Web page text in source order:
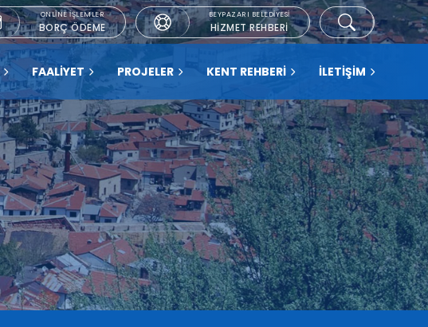
ONLINE İŞLEMLER
BORÇ ÖDEME
BEYPAZARI BELEDIYESI
HIZMET REHBERI
FAALİYET PROJELER KENT REHBERİ İLETİŞİM